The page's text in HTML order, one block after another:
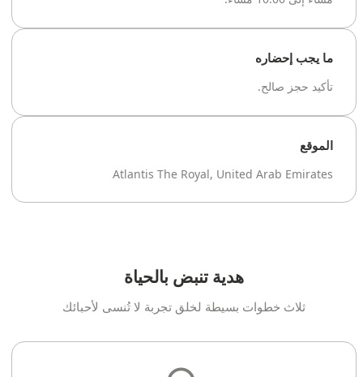
ما يجب إحضاره
تأكيد حجز صالح.
الموقع
Atlantis The Royal, United Arab Emirates
هدية تنبض بالحياة
ثلاث خطوات بسيطة لخلق تجربة لا تُنسى لأحبائك